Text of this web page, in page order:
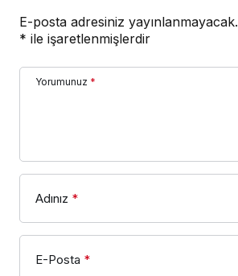
E-posta adresiniz yayınlanmayacak.
* ile işaretlenmişlerdir
Yorumunuz *
Adınız *
E-Posta *